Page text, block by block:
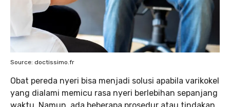
Source: doctissimo.fr
Obat pereda nyeri bisa menjadi solusi apabila varikokel
yang dialami memicu rasa nyeri berlebihan sepanjang
waktu. Namun, ada beberapa prosedur atau tindakan